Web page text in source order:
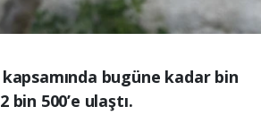
bugüne kadar bin
500’e ulaştı.